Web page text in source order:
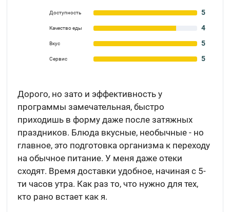
Доступность 5
Качество еды 4
Вкус 5
Сервис 5
Дорого, но зато и эффективность у
программы замечательная, быстро
приходишь в форму даже после затяжных
праздников. Блюда вкусные, необычные - но
главное, это подготовка организма к переходу
на обычное питание. У меня даже отеки
сходят. Время доставки удобное, начиная с 5-
ти часов утра. Как раз то, что нужно для тех,
кто рано встает как я.